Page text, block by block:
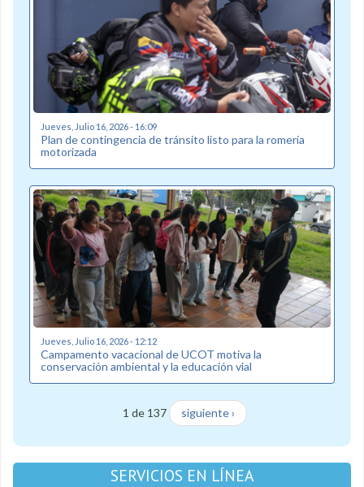
Jueves, Julio 16, 2026 - 16:09
Plan de contingencia de tránsito listo para la romería
motorizada
Jueves, Julio 16, 2026 - 12:12
Campamento vacacional de UCOT motiva la
conservación ambiental y la educación vial
1 de 137 siguiente ›
SERVICIOS EN LÍNEA